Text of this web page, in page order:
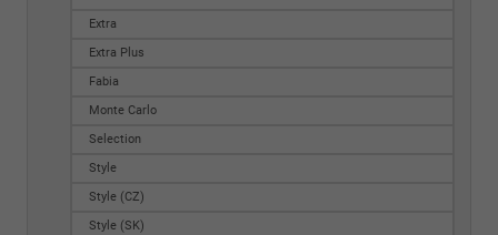
Extra
Extra Plus
Fabia
Monte Carlo
Selection
Style
Style (CZ)
Style (SK)